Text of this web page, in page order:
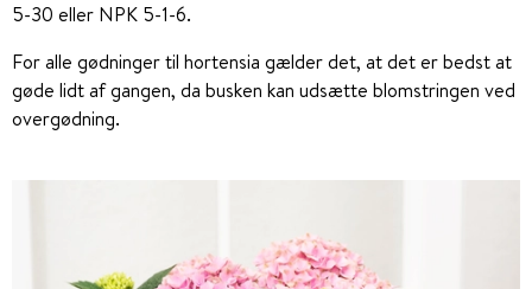
5-30 eller NPK 5-1-6.
For alle gødninger til hortensia gælder det, at det er bedst at
gøde lidt af gangen, da busken kan udsætte blomstringen ved
overgødning.